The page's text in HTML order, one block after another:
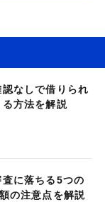
なしで借りられ
方法を解説
に落ちる5つの
の注意点を解説